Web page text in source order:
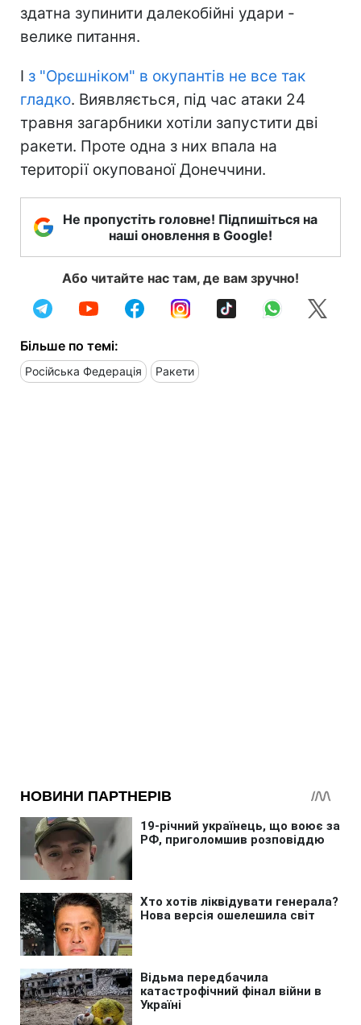
здатна зупинити далекобійні удари -
велике питання.
І з "Орєшніком" в окупантів не все так
гладко. Виявляється, під час атаки 24
травня загарбники хотіли запустити дві
ракети. Проте одна з них впала на
території окупованої Донеччини.
Не пропустіть головне! Підпишіться на
наші оновлення в Google!
Або читайте нас там, де вам зручно!
Більше по темі:
Російська Федерація Ракети